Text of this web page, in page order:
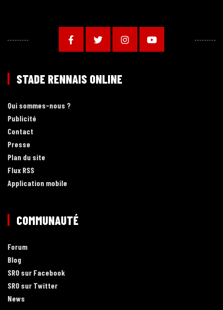
STADE RENNAIS ONLINE
Qui sommes-nous ?
Publicité
Contact
Presse
Plan du site
Flux RSS
Application mobile
COMMUNAUTÉ
Forum
Blog
SRO sur Facebook
SRO sur Twitter
News